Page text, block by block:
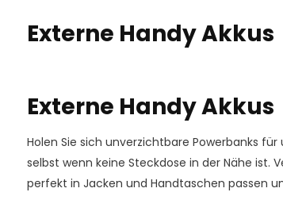
Externe Handy Akkus
Externe Handy Akkus
Holen Sie sich unverzichtbare Powerbanks
selbst wenn keine Steckdose in der Nähe ist.
perfekt in Jacken und Handtaschen passen